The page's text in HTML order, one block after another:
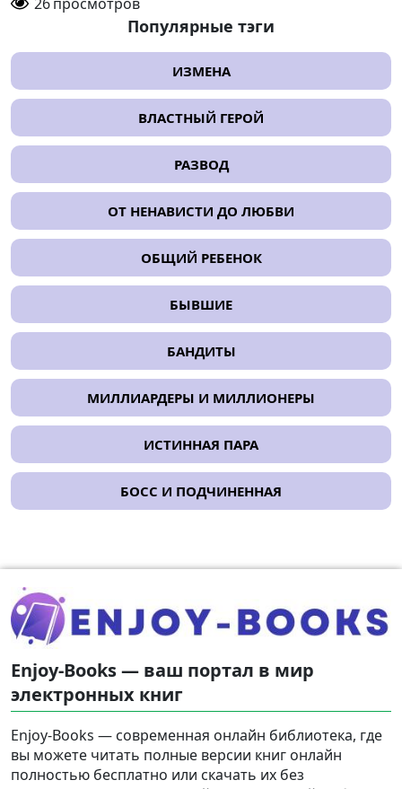
Популярные тэги
ИЗМЕНА
ВЛАСТНЫЙ ГЕРОЙ
РАЗВОД
ОТ НЕНАВИСТИ ДО ЛЮБВИ
ОБЩИЙ РЕБЕНОК
БЫВШИЕ
БАНДИТЫ
МИЛЛИАРДЕРЫ И МИЛЛИОНЕРЫ
ИСТИННАЯ ПАРА
БОСС И ПОДЧИНЕННАЯ
Enjoy-Books — ваш портал в мир
электронных книг
Enjoy-Books — современная онлайн библиотека, где
вы можете читать полные версии книг онлайн
полностью бесплатно или скачать их без